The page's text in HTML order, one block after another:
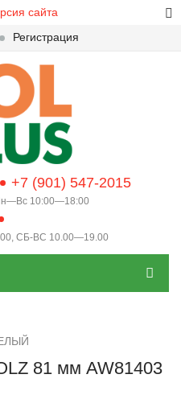
сайта
Регистрация
+7 (901) 547-2015
10:00—18:00
СБ-ВС 10.00—19.00
81 мм AW81403